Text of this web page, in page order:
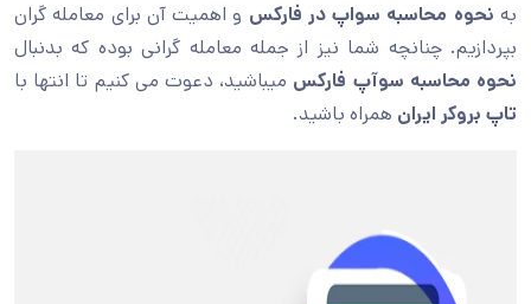
به نحوه محاسبه سواپ در فارکس و اهمیت آن برای معامله گران
بپردازیم. چنانچه شما نیز از جمله معامله گرانی بوده که بدنبال
نحوه محاسبه سوآپ فارکس میباشید، دعوت می کنیم تا انتها با
تاپ بروکر ایران همراه باشید.